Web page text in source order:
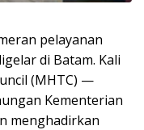
pelayanan
di Batam. Kali
(MHTC) —
Kementerian
menghadirkan